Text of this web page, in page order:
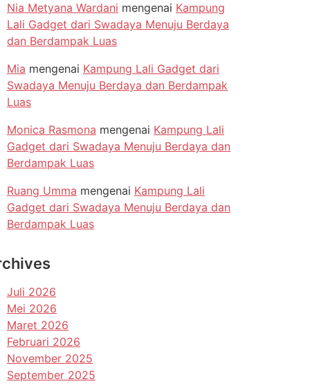
Nia Metyana Wardani mengenai Kampung
Lali Gadget dari Swadaya Menuju Berdaya
dan Berdampak Luas
Mia mengenai Kampung Lali Gadget dari
Swadaya Menuju Berdaya dan Berdampak
Luas
Monica Rasmona mengenai Kampung Lali
Gadget dari Swadaya Menuju Berdaya dan
Berdampak Luas
Ruang Umma mengenai Kampung Lali
Gadget dari Swadaya Menuju Berdaya dan
Berdampak Luas
Juli 2026
Mei 2026
Maret 2026
Februari 2026
November 2025
September 2025